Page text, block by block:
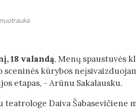
18 valandą, Menų spaustuvės
kūrybos
etapas, - Arūnu Sakalausku.
Daiva Šabasevičiene